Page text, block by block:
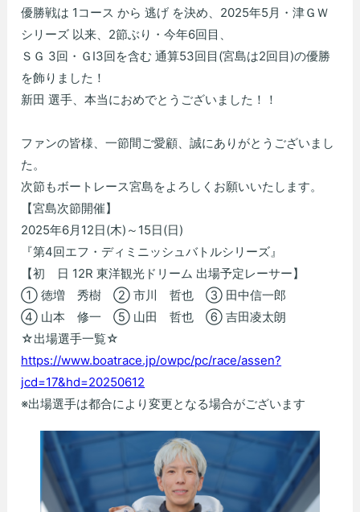
優勝戦は 1コース から 逃げ を決め、2025年5月・津ＧＷ
シリーズ 以来、2節ぶり・今年6回目、
ＳＧ 3回・ＧⅠ3回を含む 通算53回目(宮島は2回目)の優勝
を飾りました！
新田 選手、本当におめでとうございました！！
ファンの皆様、一節間ご愛顧、誠にありがとうございまし
た。
次節もボートレース宮島をよろしくお願いいたします。
【宮島次節開催】
2025年6月12日(木)～15日(日)
『第4回エフ・ディミニッシュバトルシリーズ』
【初 日 12R 東洋観光ドリーム 出場予定レーサー】
① 徳増 秀樹 ② 市川 哲也 ③ 田中信一郎
④ 山本 修一 ⑤ 山田 哲也 ⑥ 吉田凌太朗
☆出場選手一覧☆
https://www.boatrace.jp/owpc/pc/race/assen?
jcd=17&hd=20250612
※出場選手は都合により変更となる場合がございます